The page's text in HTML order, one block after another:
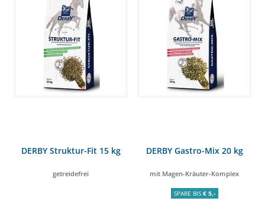
DERBY Struktur-Fit 15 kg
getreidefrei
DERBY Gastro-Mix 20 kg
mit Magen-Kräuter-Komplex
SPARE BIS € 5,-